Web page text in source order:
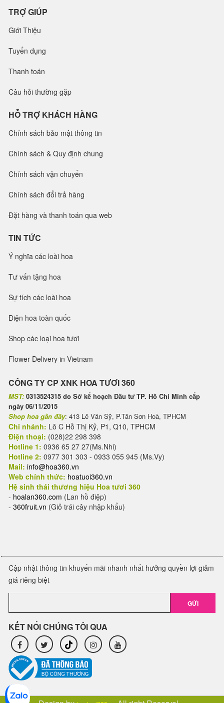
TRỢ GIÚP
Giới Thiệu
Tuyển dụng
Thanh toán
Câu hỏi thường gặp
HỖ TRỢ KHÁCH HÀNG
Chính sách bảo mật thông tin
Chính sách & Quy định chung
Chính sách vận chuyển
Chính sách đổi trả hàng
Đặt hàng và thanh toán qua web
TIN TỨC
Ý nghĩa các loài hoa
Tư vấn tặng hoa
Sự tích các loài hoa
Điện hoa toàn quốc
Shop các loại hoa tươi
Flower Delivery in Vietnam
CÔNG TY CP XNK HOA TƯƠI 360
MST: 0313524315 do Sở kế hoạch Đầu tư TP. Hồ Chí Minh cấp
ngày 06/11/2015
Shop hoa gần đây: 413 Lê Văn Sỹ, P.Tân Sơn Hoà, TPHCM
Chi nhánh: Lô C Hồ Thị Kỷ, P1, Q10, TPHCM
Điện thoại: (028)22 298 398
Hotline 1: 0936 65 27 27(Ms.Nhi)
Hotline 2: 0977 301 303 - 0933 055 945 (Ms.Vy)
Mail: info@hoa360.vn
Web chính thức: hoatuoi360.vn
Hệ sinh thái thương hiệu Hoa tươi 360
- hoalan360.com (Lan hồ điệp)
- 360fruit.vn (Giỏ trái cây nhập khẩu)
Cập nhật thông tin khuyến mãi nhanh nhất hưởng quyền lợi giảm
giá riêng biệt
GỬI
KẾT NỐI CHÚNG TÔI QUA